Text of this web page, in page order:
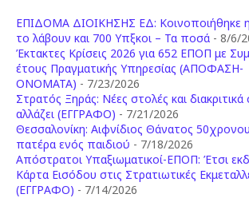
ΕΠΙΔΟΜΑ ΔΙΟΙΚΗΣΗΣ ΕΔ: Κοινοποιήθηκε
το λάβουν και 700 Υπξκοι – Τα ποσά - 8/6/
Έκτακτες Κρίσεις 2026 για 652 ΕΠΟΠ με
έτους Πραγματικής Υπηρεσίας (ΑΠΟΦΑΣΗ-
ONOMATA) - 7/23/2026
Στρατός Ξηράς: Νέες στολές και διακριτικά
αλλάζει (ΕΓΓΡΑΦΟ) - 7/21/2026
Θεσσαλονίκη: Αιφνίδιος Θάνατος
πατέρα ενός παιδιού - 7/18/2026
Απόστρατοι Υπαξιωματικοί-ΕΠΟΠ: Έτσι
Κάρτα Εισόδου στις Στρατιωτικές
(ΕΓΓΡΑΦΟ) - 7/14/2026